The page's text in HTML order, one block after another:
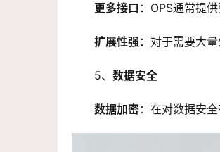
更多接口 ：OPS通常提
扩展性强 ：对于需要大
5、 数据安全
数据加密：在对数据安